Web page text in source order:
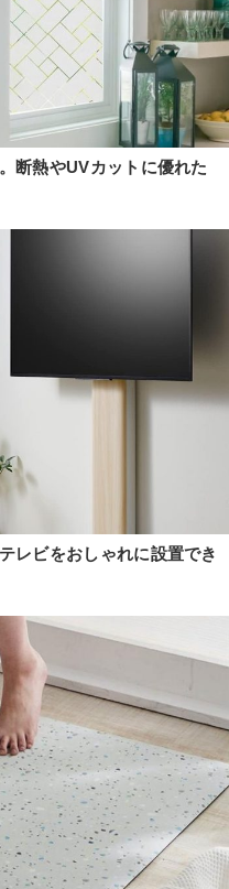
断熱やUVカットに優れた
レビをおしゃれに設置でき